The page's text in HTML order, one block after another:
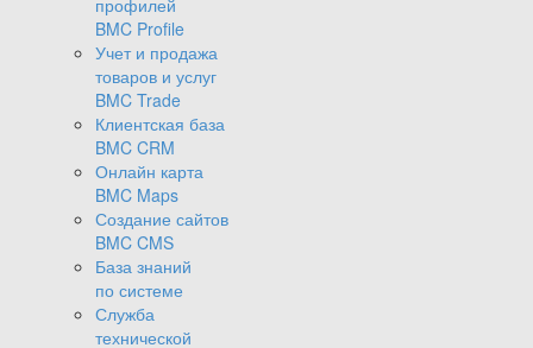
профилей
BMC Profile
Учет и продажа
товаров и услуг
BMC Trade
Клиентская база
BMC CRM
Онлайн карта
BMC Maps
Создание сайтов
BMC CMS
База знаний
по системе
Служба
технической